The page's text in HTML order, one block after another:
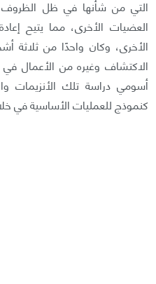
التي من شأنها في ظل الظروف
العضيات الأخرى، مما يتيح
الأخرى، وكان واحدًا من ثلاثة
أسومي دراسة تلك الأنزيمات
كنموذج للعمليات الأساسية في